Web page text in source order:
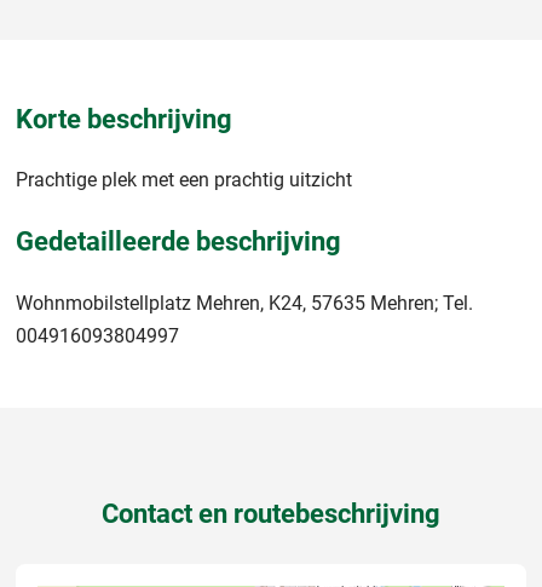
Korte beschrijving
Prachtige plek met een prachtig uitzicht
Gedetailleerde beschrijving
Wohnmobilstellplatz Mehren, K24, 57635 Mehren; Tel.
004916093804997
Contact en routebeschrijving